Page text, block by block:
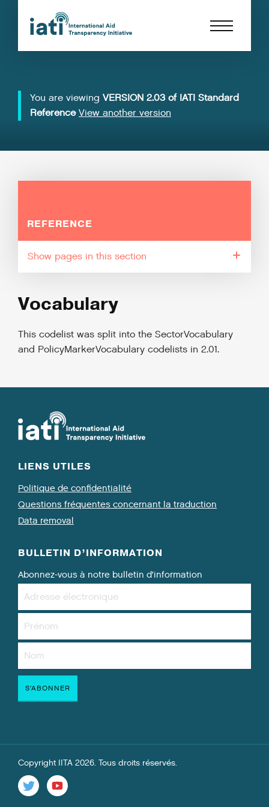
You are viewing VERSION 2.03 of IATI Standard
Reference View another version
REFERENCE
pages in this section
Vocabulary
This codelist was split into the SectorVocabulary
and PolicyMarkerVocabulary codelists in 2.01.
LIENS UTILES
Politique de confidentialité
Questions fréquentes concernant la traduction
Data removal
BULLETIN D’INFORMATION
Abonnez-vous à notre bulletin d’information
Copyright IITA 2026. Tous droits réservés.